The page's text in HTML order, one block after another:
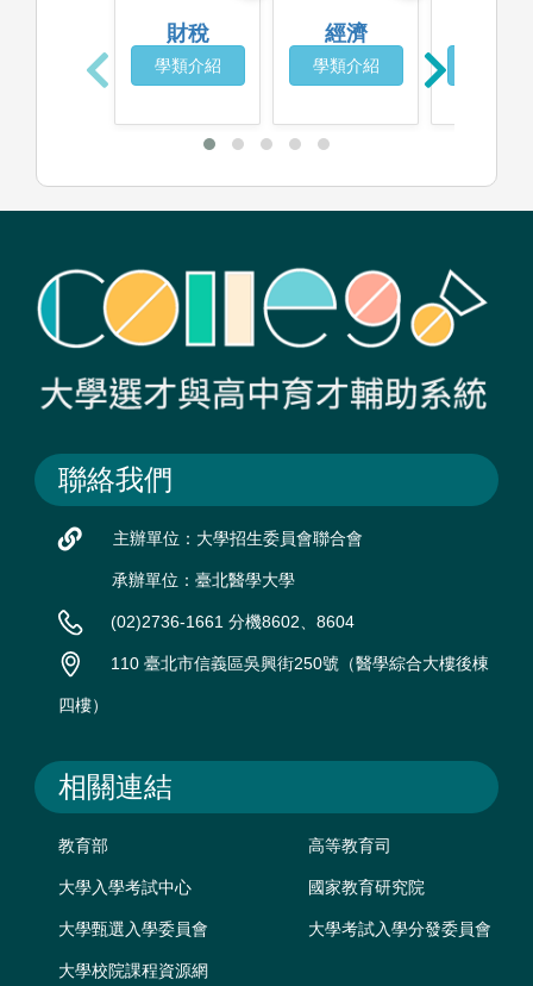
財稅
學類介紹
經濟
學類介紹
聯絡我們
主辦單位：大學招生委員會聯合會
承辦單位：臺北醫學大學
(02)2736-1661 分機8602、8604
110 臺北市信義區吳興街250號（醫學綜合大樓後棟
四樓）
相關連結
教育部 高等教育司
大學入學考試中心 國家教育研究院
大學甄選入學委員會 大學考試入學分發委員會
大學校院課程資源網